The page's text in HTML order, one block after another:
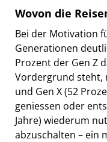
Wovon die
Bei der Motivation
Generationen
Prozent der Gen Z
Vordergrund steht,
und Gen X (52
geniessen oder
Jahre) wiederum
abzuschalten – ein